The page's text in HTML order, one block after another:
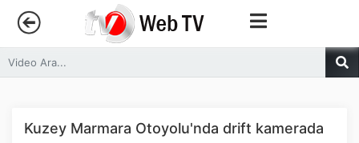
Anasayfa
Kuzey Marmara Otoyolu'nda drift kamerada